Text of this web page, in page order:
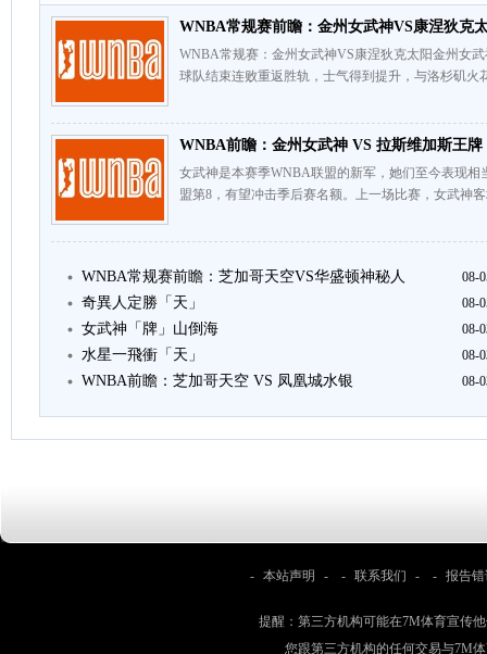
WNBA常规赛前瞻：金州女武神VS康涅狄克
WNBA常规赛：金州女武神VS康涅狄克太阳金州女
球队结束连败重返胜轨，士气得到提升，与洛杉矶
WNBA前瞻：金州女武神 VS 拉斯维加斯王牌
女武神是本赛季WNBA联盟的新军，她们至今表现相
盟第8，有望冲击季后赛名额。上一场比赛，女武神
WNBA常规赛前瞻：芝加哥天空VS华盛顿神秘人 08-
奇異人定勝「天」 08-
女武神「牌」山倒海 08-
水星一飛衝「天」 08-
WNBA前瞻：芝加哥天空 VS 凤凰城水银 08-
- 本站声明 - - 联系我们 - - 报告
提醒：第三方机构可能在7M体育宣传
您跟第三方机构的任何交易与7M